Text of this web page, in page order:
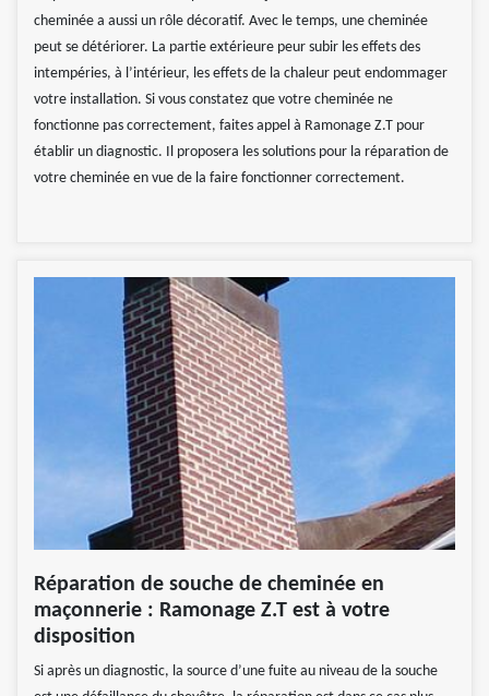
cheminée a aussi un rôle décoratif. Avec le temps, une cheminée
peut se détériorer. La partie extérieure peur subir les effets des
intempéries, à l’intérieur, les effets de la chaleur peut endommager
votre installation. Si vous constatez que votre cheminée ne
fonctionne pas correctement, faites appel à Ramonage Z.T pour
établir un diagnostic. Il proposera les solutions pour la réparation de
votre cheminée en vue de la faire fonctionner correctement.
Réparation de souche de cheminée en
maçonnerie : Ramonage Z.T est à votre
disposition
Si après un diagnostic, la source d’une fuite au niveau de la souche